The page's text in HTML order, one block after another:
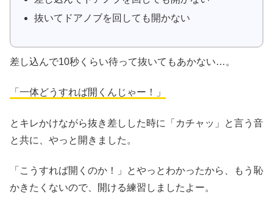
抜いてドアノブを回しても開かない
差し込んで10秒くらい待って抜いてもあかない…。
「一体どうすれば開くんじゃー！」
とキレかけながら抜き差しした時に「カチャッ」と言う音
と共に、やっと開きました。
「こうすれば開くのか！」とやっとわかったから、もう恥
かきたくないので、
開ける練習しましたよー。